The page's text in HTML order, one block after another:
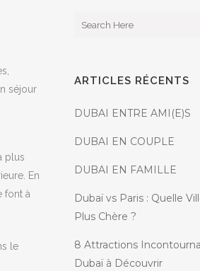
séjour
plus
En
font à
le
ARTICLES RÉCENTS
DUBAI ENTRE AMI(E)S
DUBAI EN COUPLE
DUBAI EN FAMILLE
Dubaï vs Paris : Quelle
Plus Chère ?
8 Attractions
Dubaï à Découvrir